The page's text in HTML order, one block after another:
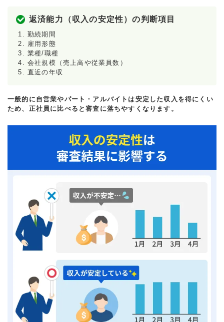
返済能力（収入の安定性）の判断項目
勤続期間
雇用形態
業種/職種
会社規模（売上高や従業員数）
直近の年収
一般的に自営業やパート・アルバイトは安定した収入を得にくい
ため、正社員に比べると審査に落ちやすくなります。